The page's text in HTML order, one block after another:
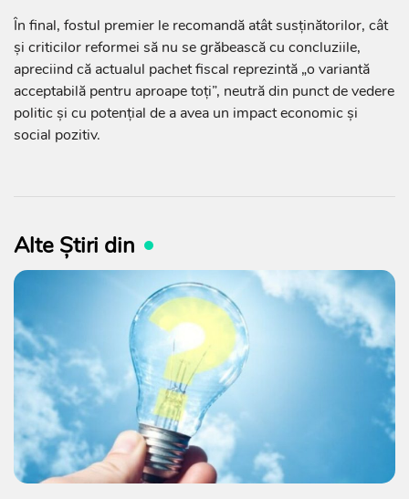
În final, fostul premier le recomandă atât susținătorilor, cât
și criticilor reformei să nu se grăbească cu concluziile,
apreciind că actualul pachet fiscal reprezintă „o variantă
acceptabilă pentru aproape toți”, neutră din punct de vedere
politic și cu potențial de a avea un impact economic și
social pozitiv.
Alte Știri din